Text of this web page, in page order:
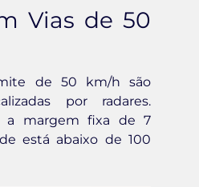
Vias de 50
de 50 km/h são
por radares.
a margem fixa de 7
está abaixo de 100